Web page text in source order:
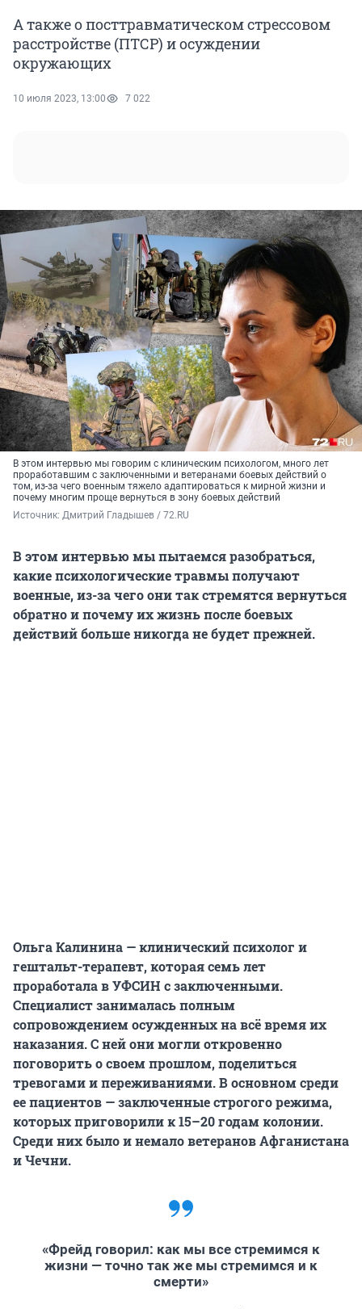
А также о посттравматическом стрессовом
расстройстве (ПТСР) и осуждении
окружающих
10 июля 2023, 13:00 7 022
В этом интервью мы говорим с клиническим психологом, много лет
проработавшим с заключенными и ветеранами боевых действий о
том, из-за чего военным тяжело адаптироваться к мирной жизни и
почему многим проще вернуться в зону боевых действий
Источник: Дмитрий Гладышев / 72.RU
В этом интервью мы пытаемся разобраться,
какие психологические травмы получают
военные, из-за чего они так стремятся вернуться
обратно и почему их жизнь после боевых
действий больше никогда не будет прежней.
Ольга Калинина — клинический психолог и
гештальт-терапевт, которая семь лет
проработала в УФСИН с заключенными.
Специалист занималась полным
сопровождением осужденных на всё время их
наказания. С ней они могли откровенно
поговорить о своем прошлом, поделиться
тревогами и переживаниями. В основном среди
ее пациентов — заключенные строгого режима,
которых приговорили к 15–20 годам колонии.
Среди них было и немало ветеранов Афганистана
и Чечни.
«Фрейд говорил: как мы все стремимся к
жизни — точно так же мы стремимся и к
смерти»